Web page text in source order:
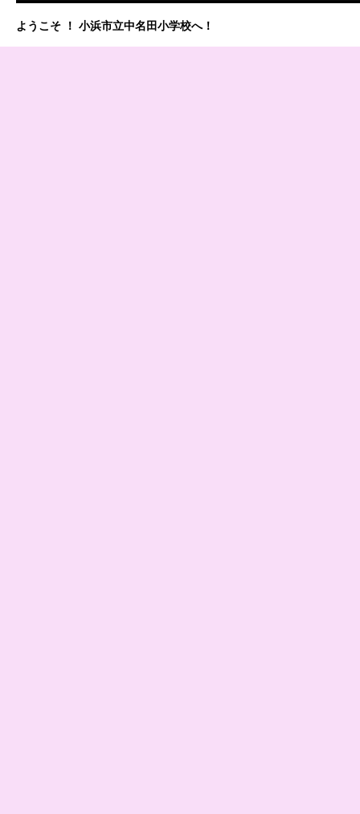
ようこそ ！ 小浜市立中名田小学校へ！